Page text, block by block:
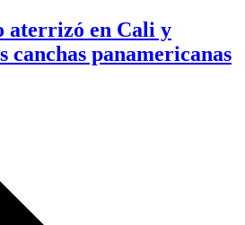
aterrizó en Cali y
canchas panamericanas